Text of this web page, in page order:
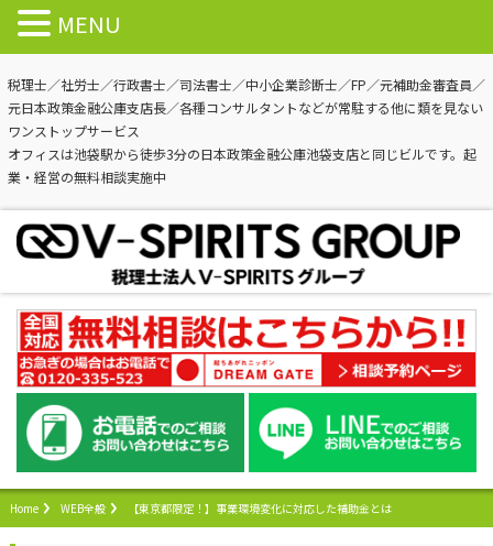
税理士／社労士／行政書士／司法書士／中小企業診断士／FP／元補助金審査員／
元日本政策金融公庫支店長／各種コンサルタントなどが常駐する他に類を見ない
ワンストップサービス
オフィスは池袋駅から徒歩3分の日本政策金融公庫池袋支店と同じビルです。起
業・経営の無料相談実施中
Home WEB全般 【東京都限定！】事業環境変化に対応した補助金とは
MENU